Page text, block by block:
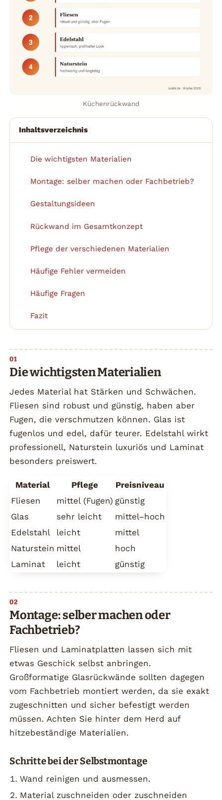
Küchenrückwand
Inhaltsverzeichnis
Die wichtigsten Materialien
Montage: selber machen oder Fachbetrieb?
Gestaltungsideen
Rückwand im Gesamtkonzept
Pflege der verschiedenen Materialien
Häufige Fehler vermeiden
Häufige Fragen
Fazit
Die wichtigsten Materialien
Jedes Material hat Stärken und Schwächen.
Fliesen sind robust und günstig, haben aber
Fugen, die verschmutzen können. Glas ist
fugenlos und edel, dafür teurer. Edelstahl wirkt
professionell, Naturstein luxuriös und Laminat
besonders preiswert.
Material Pflege
Preisniveau
Fliesen
mittel (Fugen) günstig
Glas
sehr leicht
mittel–hoch
Edelstahl
leicht
mittel
Naturstein mittel
hoch
Laminat
leicht günstig
Montage: selber machen oder
Fachbetrieb?
Fliesen und Laminatplatten lassen sich mit
etwas Geschick selbst anbringen.
Großformatige Glasrückwände sollten dagegen
vom Fachbetrieb montiert werden, da sie exakt
zugeschnitten und sicher befestigt werden
müssen. Achten Sie hinter dem Herd auf
hitzebeständige Materialien.
Schritte bei der Selbstmontage
Wand reinigen und ausmessen.
Material zuschneiden oder zuschneiden